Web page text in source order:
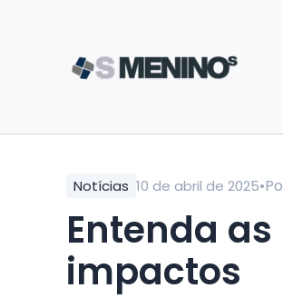
Notícias 10 de abril de 2025•
Entenda
impactos